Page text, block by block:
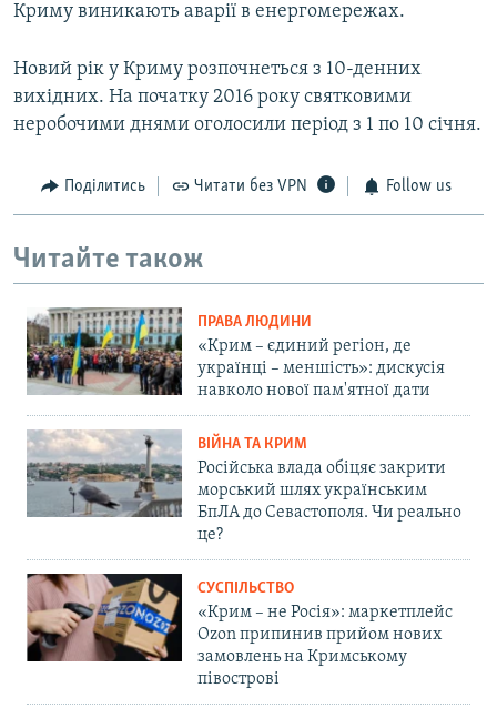
Криму виникають аварії в енергомережах.
Новий рік у Криму розпочнеться з 10-денних
вихідних. На початку 2016 року святковими
неробочими днями оголосили період з 1 по 10 січня.
Поділитись Читати без VPN Follow us
Читайте також
ПРАВА ЛЮДИНИ
«Крим – єдиний регіон, де
українці – меншість»: дискусія
навколо нової пам'ятної дати
ВІЙНА ТА КРИМ
Російська влада обіцяє закрити
морський шлях українським
БпЛА до Севастополя. Чи реально
це?
СУСПІЛЬСТВО
«Крим – не Росія»: маркетплейс
Ozon припинив прийом нових
замовлень на Кримському
півострові